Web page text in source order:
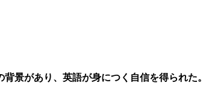
景があり、英語が身につく自信を得られた。